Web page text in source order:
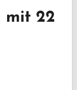
mit 22